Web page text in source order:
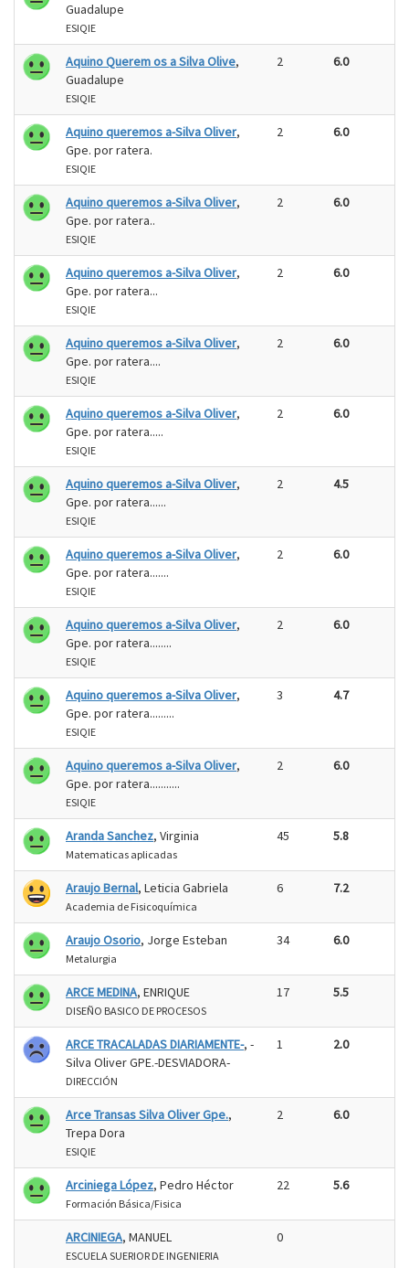
Guadalupe
ESIQIE
Aquino Querem os a Silva Olive,
Guadalupe
ESIQIE
2 6.0
Aquino queremos a-Silva Oliver,
Gpe. por ratera.
ESIQIE
2 6.0
Aquino queremos a-Silva Oliver,
Gpe. por ratera..
ESIQIE
2 6.0
Aquino queremos a-Silva Oliver,
Gpe. por ratera...
ESIQIE
2 6.0
Aquino queremos a-Silva Oliver,
Gpe. por ratera....
ESIQIE
2 6.0
Aquino queremos a-Silva Oliver,
Gpe. por ratera.....
ESIQIE
2 6.0
Aquino queremos a-Silva Oliver,
Gpe. por ratera......
ESIQIE
2 4.5
Aquino queremos a-Silva Oliver,
Gpe. por ratera.......
ESIQIE
2 6.0
Aquino queremos a-Silva Oliver,
Gpe. por ratera........
ESIQIE
2 6.0
Aquino queremos a-Silva Oliver,
Gpe. por ratera.........
ESIQIE
3 4.7
Aquino queremos a-Silva Oliver,
Gpe. por ratera...........
ESIQIE
2 6.0
Aranda Sanchez, Virginia
Matematicas aplicadas
45 5.8
Araujo Bernal, Leticia Gabriela
Academia de Fisicoquímica
6 7.2
Araujo Osorio, Jorge Esteban
Metalurgia
34 6.0
ARCE MEDINA, ENRIQUE
DISEÑO BASICO DE PROCESOS
17 5.5
ARCE TRACALADAS DIARIAMENTE-, -
Silva Oliver GPE.-DESVIADORA-
DIRECCIÓN
1 2.0
Arce Transas Silva Oliver Gpe.,
Trepa Dora
ESIQIE
2 6.0
Arciniega López, Pedro Héctor
Formación Básica/Fisica
22 5.6
ARCINIEGA, MANUEL
ESCUELA SUERIOR DE INGENIERIA
0